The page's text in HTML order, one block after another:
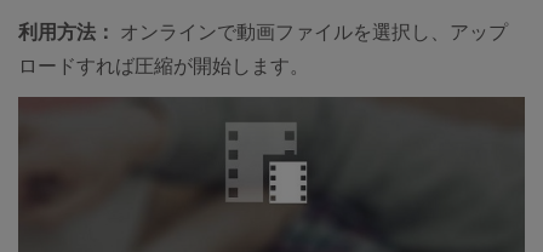
利用方法： オンラインで動画ファイルを選択し、アップ
ロードすれば圧縮が開始します。